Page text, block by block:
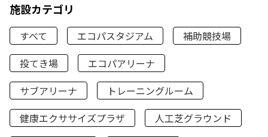
施設カテゴリ
すべて エコパスタジアム
補助競技場
投てき場
エコパアリーナ
サブアリーナ
トレーニングルーム
健康エクササイズプラザ
人工芝グラウンド